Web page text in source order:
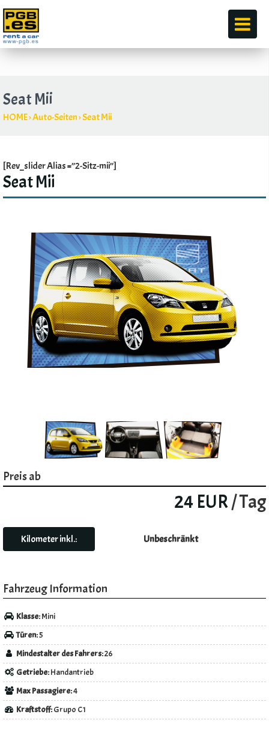
durch
Seat Mii
HOME›Auto-Seiten›Seat Mii
[Rev_slider Alias =”2-Sitz-mii”]
Seat Mii
Preis ab
24 EUR/ Tag
Kilometer inkl.: Unbeschränkt
Fahrzeug Information
Klasse:Mini
Türen:5
Mindestalter des Fahrers:26
Getriebe:Handantrieb
Max Passagiere:4
Kraftstoff:Grupo C1